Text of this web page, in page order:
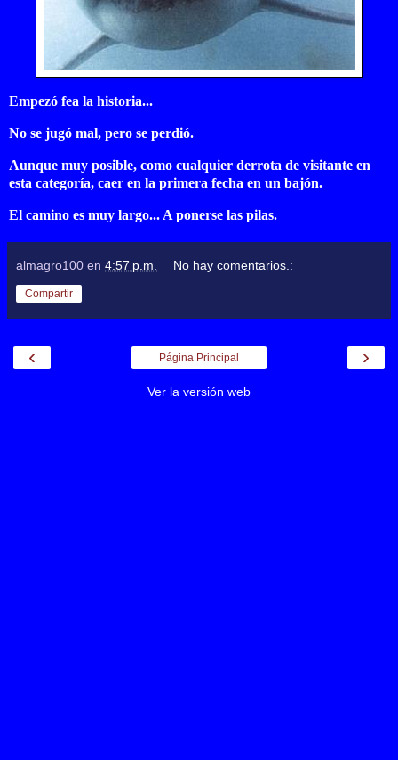
Empezó fea la historia...
No se jugó mal, pero se perdió.
Aunque muy posible, como cualquier derrota de visitante en
esta categoría, caer en la primera fecha en un bajón.
El camino es muy largo... A ponerse las pilas.
almagro100 en 4:57 p.m. No hay comentarios.:
Compartir
‹ ›
Página Principal
Ver la versión web